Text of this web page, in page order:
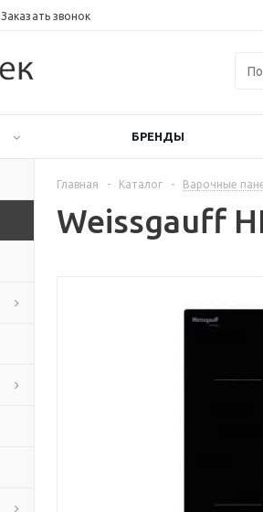
Заказать звонок
БРЕНДЫ
Главная - Каталог - Варочные
Weissgauff